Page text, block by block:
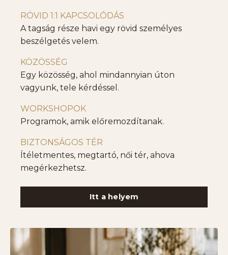
RÖVID 1:1 KAPCSOLÓDÁS
A tagság része havi egy rövid személyes
beszélgetés velem.
KÖZÖSSÉG
Egy közösség, ahol mindannyian úton
vagyunk, tele kérdéssel.
WORKSHOPOK
Programok, amik előremozdítanak.
BIZTONSÁGOS TÉR
Ítéletmentes, megtartó, női tér, ahova
megérkezhetsz.
Itt a helyem